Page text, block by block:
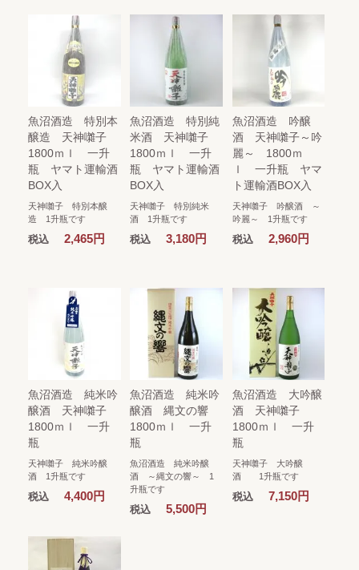
魚沼酒造 特別本
醸造 天神囃子
1800ｍｌ 一升
瓶 ヤマト運輸酒
BOX入
天神囃子 特別本醸
造 1升瓶です
税込 2,465円
魚沼酒造 特別純
米酒 天神囃子
1800ｍｌ 一升
瓶 ヤマト運輸酒
BOX入
天神囃子 特別純米
酒 1升瓶です
税込 3,180円
魚沼酒造 吟醸
酒 天神囃子～吟
麗～ 1800ｍ
ｌ 一升瓶 ヤマ
ト運輸酒BOX入
天神囃子 吟醸酒 ～
吟麗～ 1升瓶です
税込 2,960円
魚沼酒造 純米吟
醸酒 天神囃子
1800ｍｌ 一升
瓶
天神囃子 純米吟醸
酒 1升瓶です
税込 4,400円
魚沼酒造 純米吟
醸酒 縄文の響
1800ｍｌ 一升
瓶
魚沼酒造 純米吟醸
酒 ～縄文の響～ 1
升瓶です
税込 5,500円
魚沼酒造 大吟醸
酒 天神囃子
1800ｍｌ 一升
瓶
天神囃子 大吟醸
酒 1升瓶です
税込 7,150円